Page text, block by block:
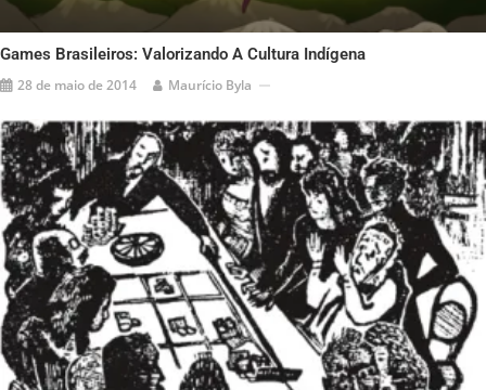
Games Brasileiros: Valorizando A Cultura Indígena
28 de maio de 2014 Maurício Byla